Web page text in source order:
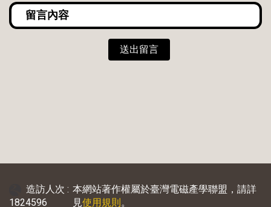
送出留言
本網站著作權屬於臺灣電磁產學聯盟，請詳
見使用規則 。
造訪人次 :
1824596